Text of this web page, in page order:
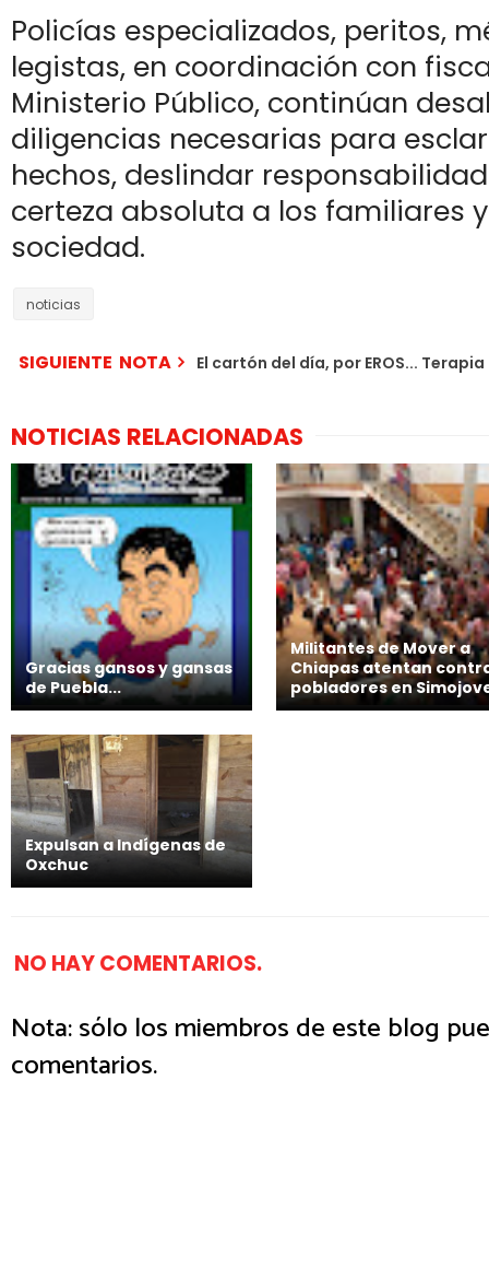
Policías especializados, peritos,
legistas, en coordinación con
Ministerio Público, continúan
diligencias necesarias para
hechos, deslindar
certeza absoluta a los familiares
sociedad.
noticias
SIGUIENTE NOTA El cartón del día, por EROS...
NOTICIAS RELACIONADAS
Gracias gansos y gansas
de Puebla...
Militantes de Mover a
Chiapas atentan
pobladores en
Expulsan a Indígenas de
Oxchuc
NO HAY COMENTARIOS.
Nota: sólo los miembros de este blog
comentarios.